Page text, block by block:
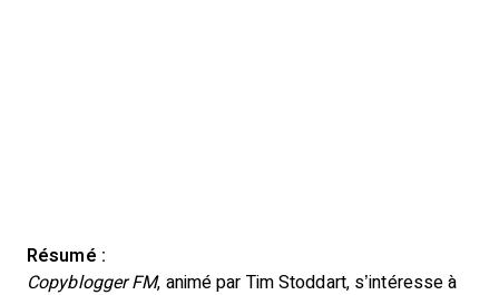
Résumé :
Copyblogger FM, animé par Tim Stoddart, s’intéresse à